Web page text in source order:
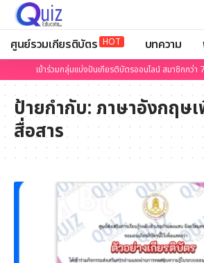
ศูนย์รวมเกียรติบัตร HOT บทความ
เข้าร่วมกลุ่มแบ่งปันเกียรติบัตรออนไลน์ สมาชิกกว่
ป้ายกำกับ: ภาษาอังกฤษ
สื่อสาร